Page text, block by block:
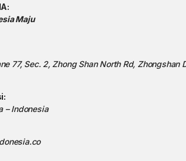
Maju
77, Sec. 2, Zhong Shan North Rd, Zhongshan
– Indonesia